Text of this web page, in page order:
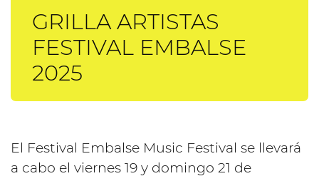
GRILLA ARTISTAS
FESTIVAL EMBALSE
2025
El Festival Embalse Music Festival se llevará
a cabo el viernes 19 y domingo 21 de